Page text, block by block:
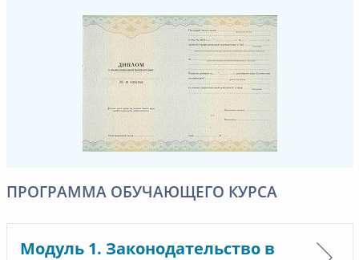
ПРОГРАММА ОБУЧАЮЩЕГО КУРСА
Модуль 1. Законодательство в